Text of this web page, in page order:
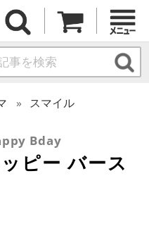
スマイル
Bday
ピー バース